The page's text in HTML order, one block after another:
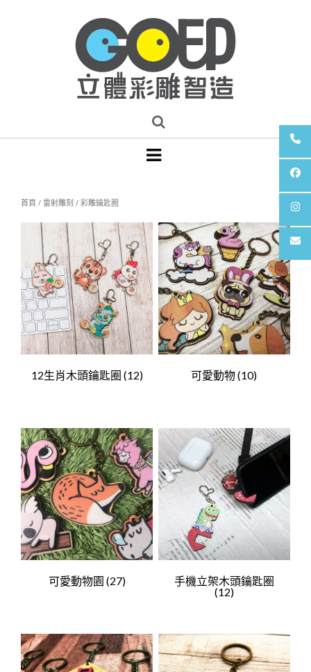
首頁 / 雷射雕刻 / 彩雕鑰匙圈
12生肖木頭鑰匙圈 (12) 可愛動物(10)
可愛動物園 (27)
手機立架木頭鑰匙圈
(12)